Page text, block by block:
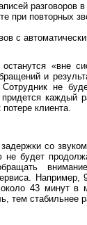
разговоров
при повторных
с
останутся «вне
и
Сотрудник не
каждый
клиента.
со
не будет
Например,
43 минут в
тем стабильнее